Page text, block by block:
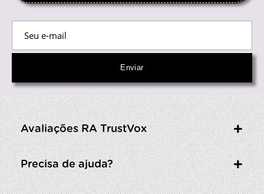
Avaliações RA TrustVox
Precisa de ajuda?